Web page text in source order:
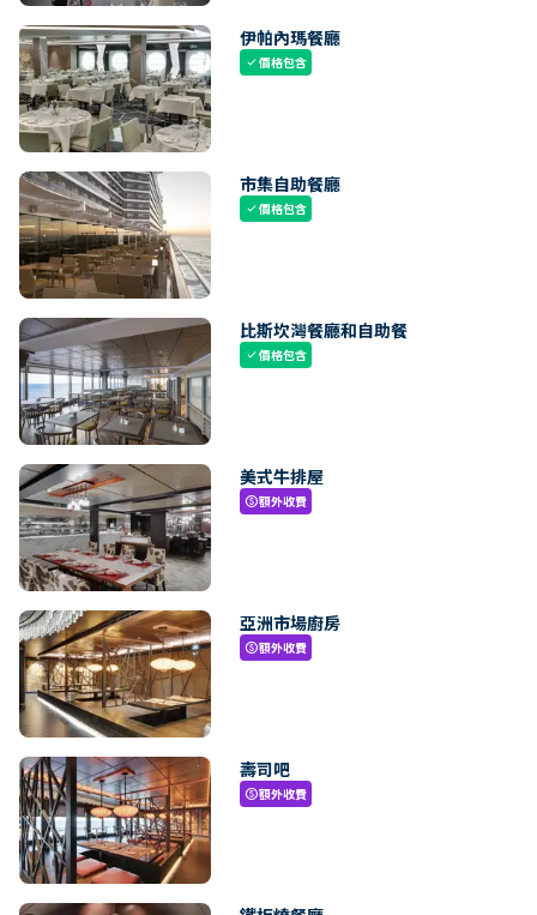
伊帕內瑪餐廳
check價格包含
市集自助餐廳
check價格包含
比斯坎灣餐廳和自助餐
check價格包含
美式牛排屋
paid額外收費
亞洲市場廚房
paid額外收費
壽司吧
paid額外收費